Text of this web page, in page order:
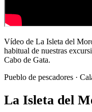
Vídeo de La Isleta del
habitual de nuestras
Cabo de Gata.
Pueblo de pescadores ·
La Isleta del